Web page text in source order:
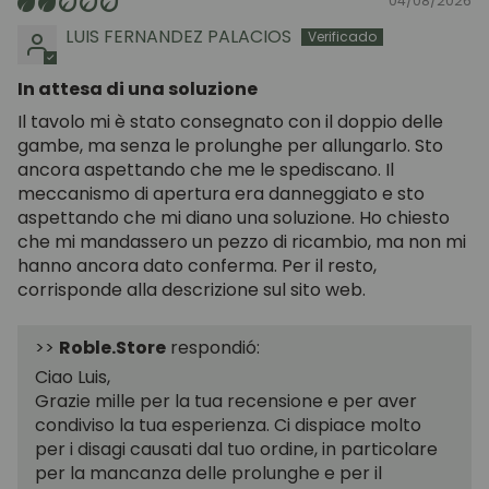
LUIS FERNANDEZ PALACIOS
In attesa di una soluzione
Il tavolo mi è stato consegnato con il doppio delle
gambe, ma senza le prolunghe per allungarlo. Sto
ancora aspettando che me le spediscano. Il
meccanismo di apertura era danneggiato e sto
aspettando che mi diano una soluzione. Ho chiesto
che mi mandassero un pezzo di ricambio, ma non mi
hanno ancora dato conferma. Per il resto,
corrisponde alla descrizione sul sito web.
>> Roble.Store respondió:
Ciao Luis,
Grazie mille per la tua recensione e per aver
condiviso la tua esperienza. Ci dispiace molto
per i disagi causati dal tuo ordine, in particolare
per la mancanza delle prolunghe e per il